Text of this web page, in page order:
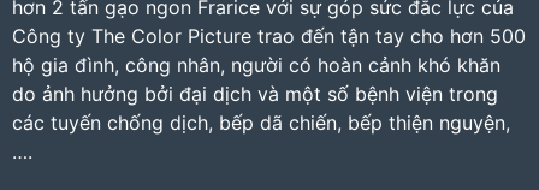
hơn 2 tấn gạo ngon Frarice với sự góp sức đắc lực của
Công ty The Color Picture trao đến tận tay cho hơn 500
hộ gia đình, công nhân, người có hoàn cảnh khó khăn
do ảnh hưởng bởi đại dịch và một số bệnh viện trong
các tuyến chống dịch, bếp dã chiến, bếp thiện nguyện,
….